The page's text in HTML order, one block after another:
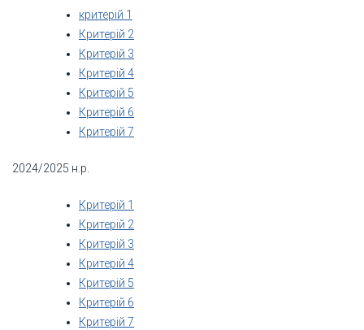
критерій 1
Критерій 2
Критерій 3
Критерій 4
Критерій 5
Критерій 6
Критерій 7
2024/2025 н.р.
Критерій 1
Критерій 2
Критерій 3
Критерій 4
Критерій 5
Критерій 6
Критерій 7